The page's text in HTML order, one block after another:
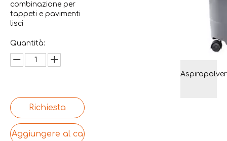
combinazione per
tappeti e pavimenti
lisci
Quantità:
Richiesta
Aggiungere al ca